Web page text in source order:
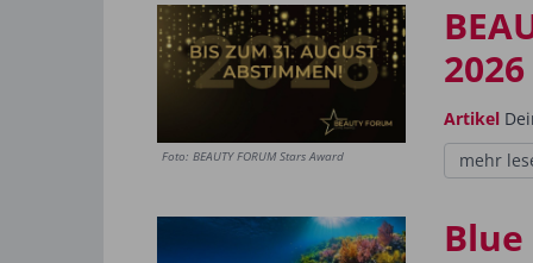
Foto: BEAUTY FORUM Stars Award
Artikel
mehr